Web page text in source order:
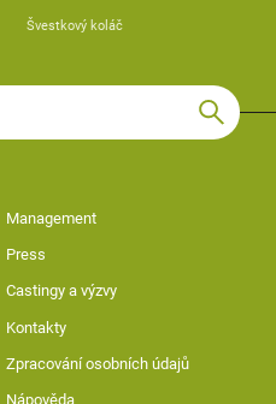
Švestkový koláč
Management
Press
Castingy a výzvy
Kontakty
Zpracování osobních údajů
Nápověda